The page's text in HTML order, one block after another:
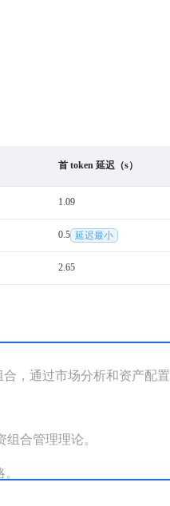
首 token 延迟（s）
1.09
0.5 延迟最小
2.65
通过市场分析和资产配置
合管理理论。